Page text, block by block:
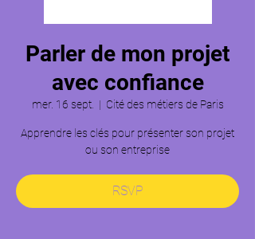
Parler de mon projet
avec confiance
mer. 16 sept.
  |
Cité des métiers de Paris
Apprendre les clés pour présenter son projet
ou son entreprise
RSVP